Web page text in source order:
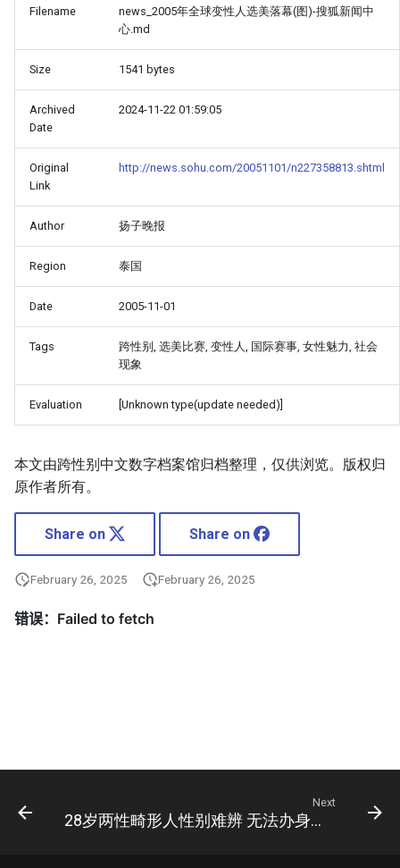
Filename
news_2005年全球变性人选美落幕(图)-搜狐新闻中
心.md
Size 1541 bytes
Archived
Date
2024-11-22 01:59:05
Original
Link
http://news.sohu.com/20051101/n227358813.shtml
Author 扬子晚报
Region 泰国
Date 2005-11-01
Tags
跨性别, 选美比赛, 变性人, 国际赛事, 女性魅力, 社会
现象
Evaluation [Unknown type(update needed)]
本文由跨性别中文数字档案馆归档整理，仅供浏览。版权归
原作者所有。
Share on Share on
February 26, 2025 February 26, 2025
Next
28岁两性畸形人性别难辨 无法办身份证户籍(图)